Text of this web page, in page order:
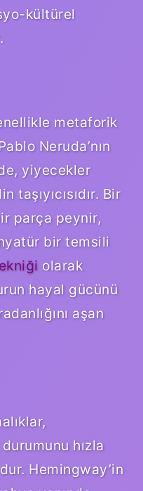
kültürel
metaforik
Neruda’nın
yiyecekler
taşıyıcısıdır. Bir
parça peynir,
bir temsili
olarak
hayal gücünü
aşan
hızla
Hemingway’in